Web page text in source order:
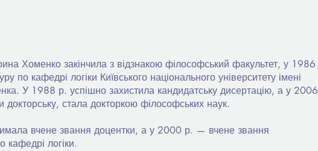
Хоменко закінчила з відзнакою філософський факультет, у 1986
по кафедрі логіки Київського національного університету імені
У 1988 р. успішно захистила кандидатську дисертацію, а у 2006
докторську, стала докторкою філософських наук.
вчене звання доцентки, а у 2000 р. — вчене звання
кафедрі логіки.